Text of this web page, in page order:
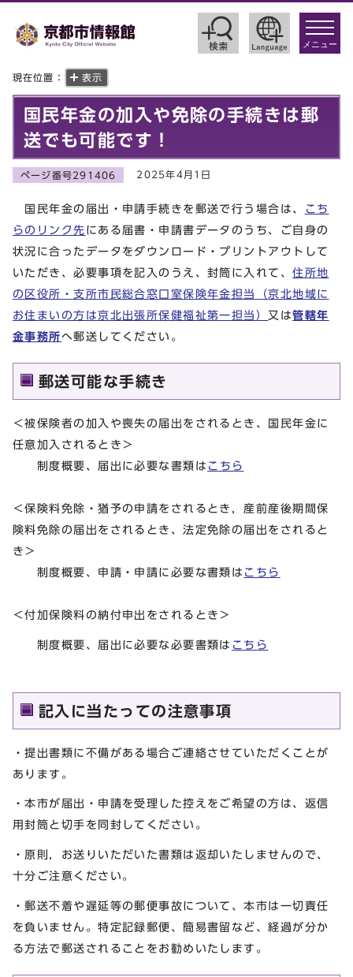
toggle
メニュー
現在位置： 表示
国民年金の加入や免除の手続きは郵
送でも可能です！
ページ番号291406 2025年4月1日
国民年金の届出・申請手続きを郵送で行う場合は、
こち
らのリンク先 にある届書・申請書データのうち、ご自身の
状況に合ったデータをダウンロード・プリントアウトして
いただき、必要事項を記入のうえ、封筒に入れて、住所地
の区役所・支所市民総合窓口室保険年金担当（京北地域に
お住まいの方は京北出張所保健福祉第一担当） 又は管轄年
金事務所へ郵送してください。
郵送可能な手続き
＜被保険者の加入や喪失の届出をされるとき、国民年金に
任意加入されるとき＞
制度概要、届出に必要な書類は こちら
＜保険料免除・猶予の申請をされるとき，産前産後期間保
険料免除の届出をされるとき、法定免除の届出をされると
き＞
制度概要、申請・申請に必要な書類は こちら
＜付加保険料の納付申出をされるとき＞
制度概要、届出に必要な必要書類は こちら
記入に当たっての注意事項
・提出書類に不備がある場合ご連絡させていただくことが
あります。
・本市が届出・申請を受理した控えをご希望の方は、返信
用封筒と切手を同封してください。
・原則，お送りいただいた書類は返却いたしませんので、
十分ご注意ください。
・郵送不着や遅延等の郵便事故について、本市は一切責任
を負いません。特定記録郵便、簡易書留など、経過が分か
る方法で郵送されることをお勧めいたします。